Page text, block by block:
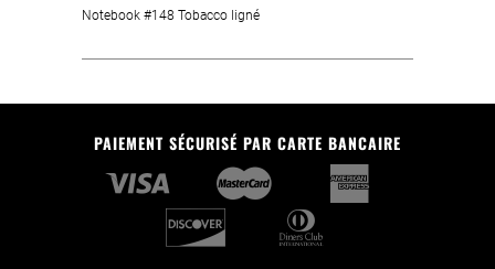
Notebook #148 Tobacco ligné
PAIEMENT SÉCURISÉ PAR CARTE BANCAIRE